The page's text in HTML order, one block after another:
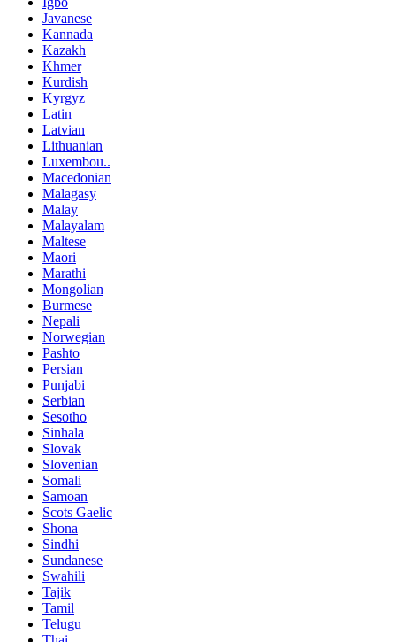
Javanese
Kannada
Kazakh
Khmer
Kurdish
Kyrgyz
Latin
Latvian
Lithuanian
Luxembou..
Macedonian
Malagasy
Malay
Malayalam
Maltese
Maori
Marathi
Mongolian
Burmese
Nepali
Norwegian
Pashto
Persian
Punjabi
Serbian
Sesotho
Sinhala
Slovak
Slovenian
Somali
Samoan
Scots Gaelic
Shona
Sindhi
Sundanese
Swahili
Tajik
Tamil
Telugu